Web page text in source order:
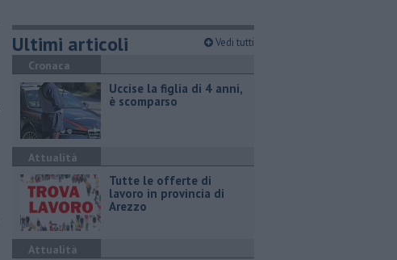
Ultimi articoli Vedi tutti
Cronaca
Uccise la figlia di 4 anni,
è scomparso
Attualità
​Tutte le offerte di
lavoro in provincia di
Arezzo
Attualità